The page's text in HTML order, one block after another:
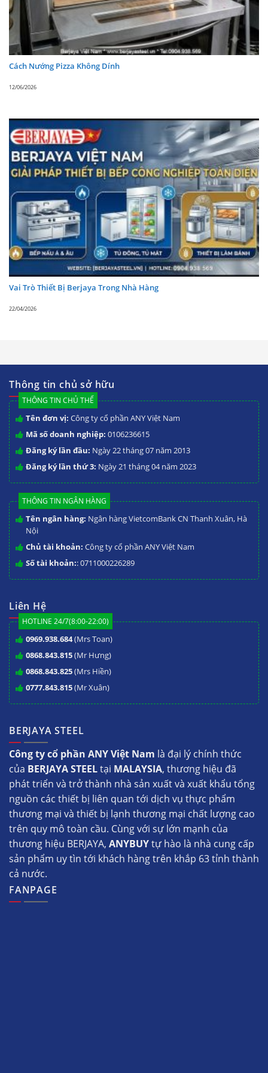
Post
Share
Cách Nướng Pizza Không Dính
12/06/2026
Vai Trò Thiết Bị Berjaya Trong Nhà Hàng
22/04/2026
Thông tin chủ sở hữu
THÔNG TIN CHỦ THỂ
Tên đơn vị: Công ty cổ phần ANY Việt Nam
Mã số doanh nghiệp: 0106236615
Đăng ký lần đầu: Ngày 22 tháng 07 năm 2013
Đăng ký lần thứ 3: Ngày 21 tháng 04 năm 2023
THÔNG TIN NGÂN HÀNG
Tên ngân hàng: Ngân hàng VietcomBank CN Thanh Xuân, Hà
Nội
Chủ tài khoản: Công ty cổ phần ANY Việt Nam
Số tài khoản:: 0711000226289
Liên Hệ
HOTLINE 24/7(8:00-22:00)
0969.938.684(Mrs Toan)
0868.843.815(Mr Hưng)
0868.843.825(Mrs Hiền)
0777.843.815(Mr Xuân)
BERJAYA STEEL
Công ty cổ phần ANY Việt Nam là đại lý chính thức
của BERJAYA STEELtại MALAYSIA, thương hiệu đã
phát triển và trở thành nhà sản xuất và xuất khẩu tổng
nguồn các thiết bị liên quan tới dịch vụ thực phẩm
thương mại và thiết bị lạnh thương mại chất lượng cao
trên quy mô toàn cầu. Cùng với sự lớn mạnh của
thương hiệu BERJAYA, ANYBUYtự hào là nhà cung cấp
sản phẩm uy tìn tới khách hàng trên khắp 63 tỉnh thành
cả nước.
FANPAGE